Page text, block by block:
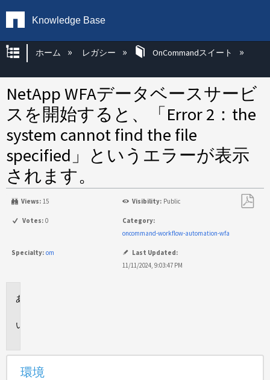
Knowledge Base
グローバル階層を展開/折りたたむ
ホーム レガシー OnCommandスイート
NetApp WFAデータベースサービ
スを開始すると、「Error 2：the
system cannot find the file
specified」というエラーが表示
されます。
Views: 15 Visibility: Public
Votes: 0
Category:
oncommand-workflow-automation-wfa
Specialty: om
Last Updated:
11/11/2024, 9:03:47 PM
環境